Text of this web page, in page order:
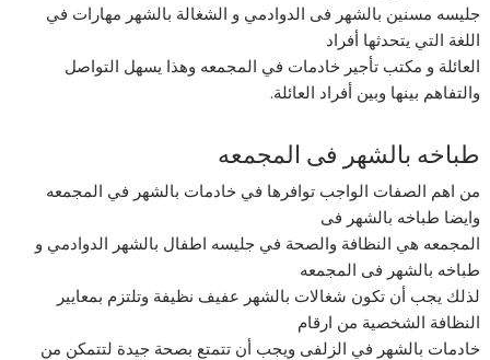
جليسه مسنين بالشهر فى الدوادمي و الشغالة بالشهر مهارات في
اللغة التي يتحدثها أفراد
العائلة و مكتب تأجير خادمات في المجمعه وهذا يسهل التواصل
والتفاهم بينها وبين أفراد العائلة.
طباخه بالشهر فى المجمعه
من اهم الصفات الواجب توافرها في خادمات بالشهر في المجمعه
وايضا طباخه بالشهر فى
المجمعه هي النظافة والصحة في جليسه اطفال بالشهر الدوادمي و
طباخه بالشهر فى المجمعه
لذلك يجب أن تكون شغالات بالشهر عفيف نظيفة وتلتزم بمعايير
النظافة الشخصية من ارقام
خادمات بالشهر في الزلفى ويجب أن تتمتع بصحة جيدة لتتمكن من